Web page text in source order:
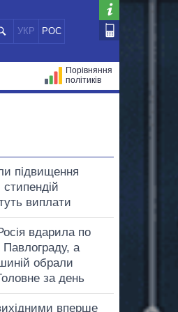
УКР РОС
Порівняння
політиків
підвищення
виплати
вдарила по
Павлограду, а
обрали
за день
вперше